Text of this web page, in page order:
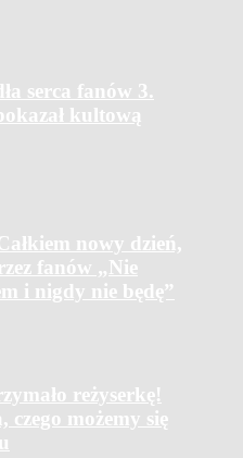
serca fanów 3.
kultową
nowy dzień,
fanów „Nie
i nigdy nie będę”
reżyserkę!
możemy się